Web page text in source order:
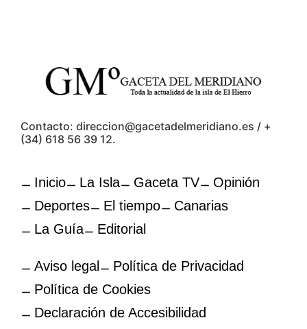
Contacto: direccion@gacetadelmeridiano.es / +
(34) 618 56 39 12.
Inicio La Isla Gaceta TV
Opinión
Deportes
El tiempo
Canarias
La Guía
Editorial
Aviso legal
Política de Privacidad
Política de Cookies
Declaración de Accesibilidad